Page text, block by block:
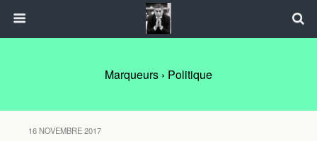
Marqueurs › Politique
16 NOVEMBRE 2017